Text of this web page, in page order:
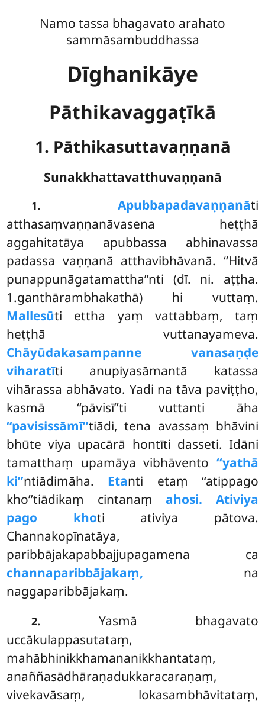
Namo tassa bhagavato arahato
sammāsambuddhassa
Dīghanikāye
Pāthikavaggaṭīkā
1. Pāthikasuttavaṇṇanā
Sunakkhattavatthuvaṇṇanā
1. Apubbapadavaṇṇanāti
atthasaṃvaṇṇanāvasena heṭṭhā
aggahitatāya apubbassa abhinavassa
padassa vaṇṇanā atthavibhāvanā. ‘‘Hitvā
punappunāgatamattha’’nti (dī. ni. aṭṭha.
1.ganthārambhakathā) hi vuttaṃ.
Mallesūti ettha yaṃ vattabbaṃ, taṃ
heṭṭhā vuttanayameva.
Chāyūdakasampanne vanasaṇḍe
viharatīti anupiyasāmantā katassa
vihārassa abhāvato. Yadi na tāva paviṭṭho,
kasmā ‘‘pāvisī’’ti vuttanti āha
‘‘pavisissāmī’’tiādi, tena avassaṃ bhāvini
bhūte viya upacārā hontīti dasseti. Idāni
tamatthaṃ upamāya vibhāvento ‘‘yathā
ki’’ntiādimāha. Etanti etaṃ ‘‘atippago
kho’’tiādikaṃ cintanaṃ ahosi. Ativiya
pago khoti ativiya pātova.
Channakopīnatāya,
paribbājakapabbajjupagamena ca
channaparibbājakaṃ, na
naggaparibbājakaṃ.
2. Yasmā bhagavato
uccākulappasutataṃ,
mahābhinikkhamananikkhantataṃ,
anaññasādhāraṇadukkaracaraṇaṃ,
vivekavāsaṃ, lokasambhāvitataṃ,